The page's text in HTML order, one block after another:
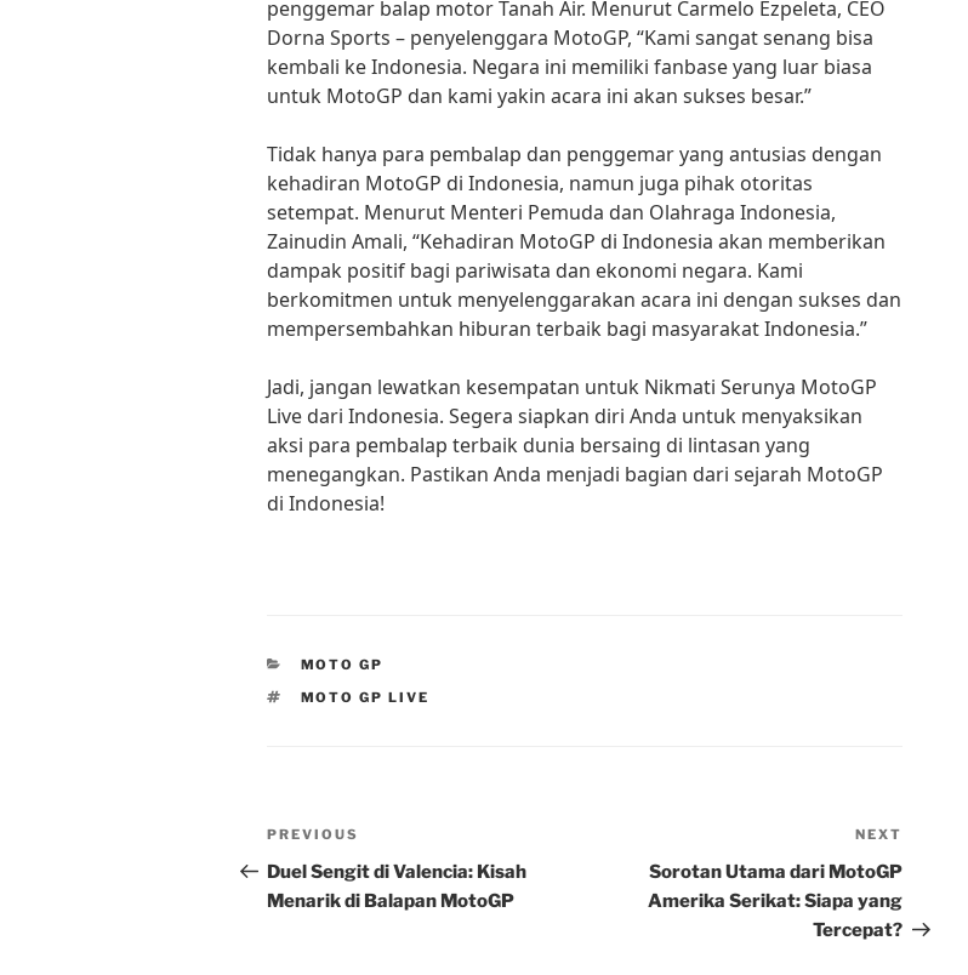
penggemar balap motor Tanah Air. Menurut Carmelo Ezpeleta, CEO
Dorna Sports – penyelenggara MotoGP, “Kami sangat senang bisa
kembali ke Indonesia. Negara ini memiliki fanbase yang luar biasa
untuk MotoGP dan kami yakin acara ini akan sukses besar.”
Tidak hanya para pembalap dan penggemar yang antusias dengan
kehadiran MotoGP di Indonesia, namun juga pihak otoritas
setempat. Menurut Menteri Pemuda dan Olahraga Indonesia,
Zainudin Amali, “Kehadiran MotoGP di Indonesia akan memberikan
dampak positif bagi pariwisata dan ekonomi negara. Kami
berkomitmen untuk menyelenggarakan acara ini dengan sukses dan
mempersembahkan hiburan terbaik bagi masyarakat Indonesia.”
Jadi, jangan lewatkan kesempatan untuk Nikmati Serunya MotoGP
Live dari Indonesia. Segera siapkan diri Anda untuk menyaksikan
aksi para pembalap terbaik dunia bersaing di lintasan yang
menegangkan. Pastikan Anda menjadi bagian dari sejarah MotoGP
di Indonesia!
CATEGORIES
MOTO GP
TAGS
MOTO GP LIVE
Post
navigation
Previous
Post
PREVIOUS
Duel Sengit di Valencia: Kisah
Menarik di Balapan MotoGP
Post
NEXT
Sorotan Utama dari MotoGP
Amerika Serikat: Siapa yang
Tercepat?